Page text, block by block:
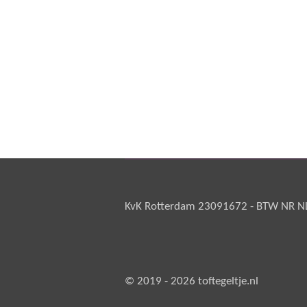
KvK Rotterdam 23091672 - BTW NR
© 2019 - 2026 toftegeltje.nl